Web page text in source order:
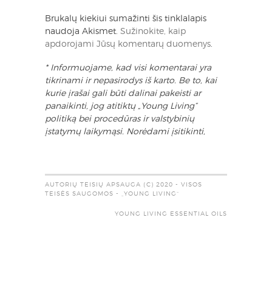
Brukalų kiekiui sumažinti šis tinklalapis
naudoja Akismet. Sužinokite, kaip
apdorojami Jūsų komentarų duomenys
* Informuojame, kad visi komentarai yra
tikrinami ir nepasirodys iš karto. Be to, kai
kurie įrašai gali būti dalinai pakeisti ar
panaikinti, jog atitiktų „Young Living“
politiką bei procedūras ir valstybinių
įstatymų laikymąsi. Norėdami įsitikinti,
AUTORIŲ TEISIŲ APSAUGA (C) 2020 - VISOS
TEISĖS SAUGOMOS - „YOUNG LIVING“
YOUNG LIVING ESSENTIAL OILS